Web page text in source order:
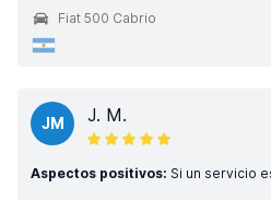
Fiat 500 Cabrio
JM J. M.
Aspectos positivos: Si un servicio